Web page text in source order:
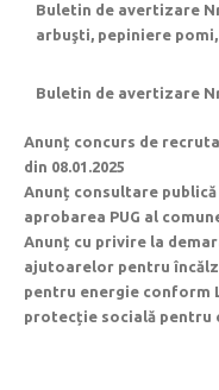
Buletin de avertizare
arbuşti, pepiniere
Buletin de avertizare
Anunț concurs de
din 08.01.2025
Anunț consultare
aprobarea PUG al
Anunț cu privire la
ajutoarelor pentru
pentru energie conform
protecție socială pentru